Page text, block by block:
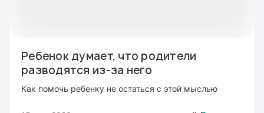
Ребенок думает, что родители
разводятся из-за него
Как помочь ребенку не остаться с этой мыслью